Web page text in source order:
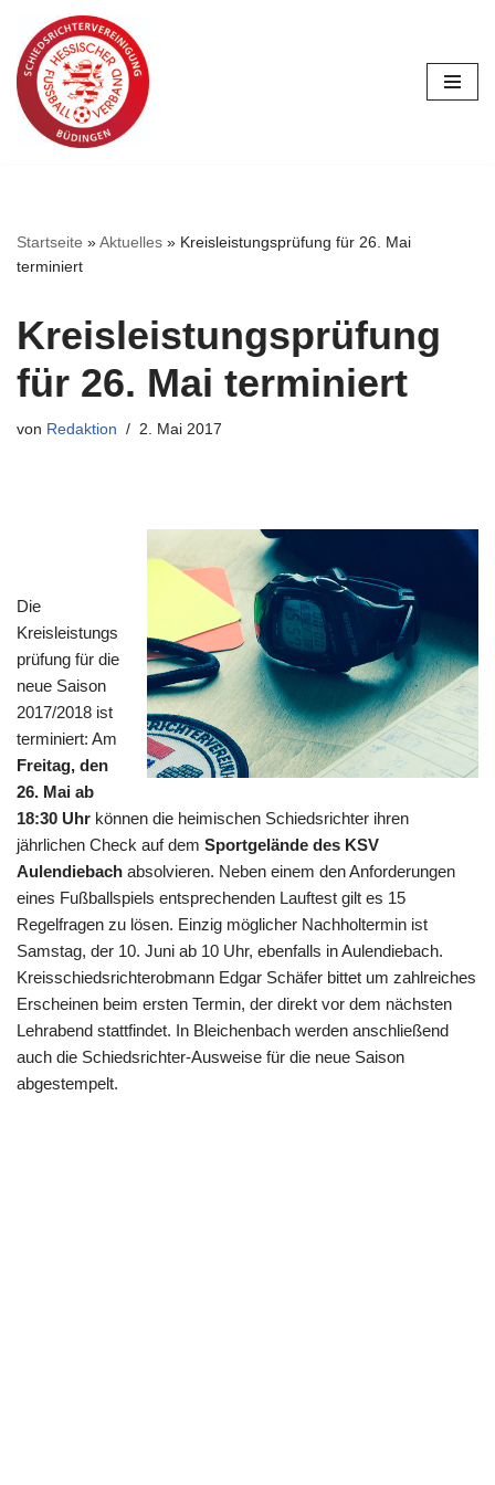
Zum
Inhalt
springen
Startseite »Aktuelles » Kreisleistungsprüfung für 26. Mai
terminiert
Kreisleistungsprüfung
für 26. Mai terminiert
von Redaktion 2. Mai 2017
Die
Kreisleistungs
prüfung für die
neue Saison
2017/2018 ist
terminiert: Am
Freitag, den
26. Mai ab
18:30 Uhr können die heimischen Schiedsrichter ihren
jährlichen Check auf dem Sportgelände des KSV
Aulendiebach absolvieren. Neben einem den Anforderungen
eines Fußballspiels entsprechenden Lauftest gilt es 15
Regelfragen zu lösen. Einzig möglicher Nachholtermin ist
Samstag, der 10. Juni ab 10 Uhr, ebenfalls in Aulendiebach.
Kreisschiedsrichterobmann Edgar Schäfer bittet um zahlreiches
Erscheinen beim ersten Termin, der direkt vor dem nächsten
Lehrabend stattfindet. In Bleichenbach werden anschließend
auch die Schiedsrichter-Ausweise für die neue Saison
abgestempelt.